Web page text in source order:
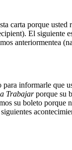
carta porque usted
El siguiente
anteriormentea
para informarle que
Trabajarporque su
su boleto porque